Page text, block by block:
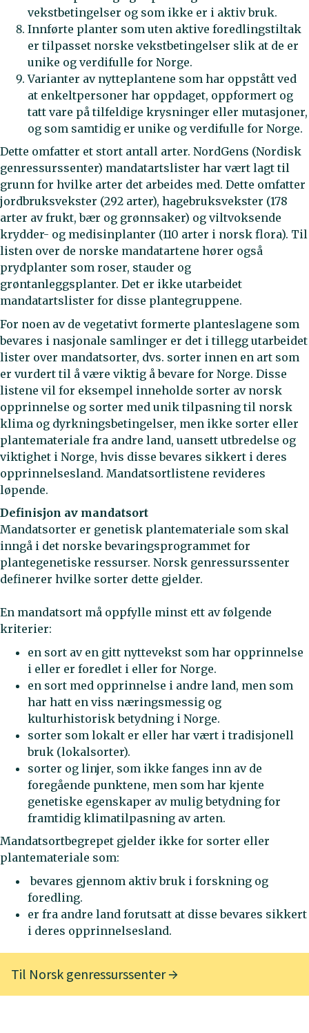
vekstbetingelser og som ikke er i aktiv bruk.
Innførte planter som uten aktive foredlingstiltak
er tilpasset norske vekstbetingelser slik at de er
unike og verdifulle for Norge.
Varianter av nytteplantene som har oppstått ved
at enkeltpersoner har oppdaget, oppformert og
tatt vare på tilfeldige krysninger eller mutasjoner,
og som samtidig er unike og verdifulle for Norge.
Dette omfatter et stort antall arter. NordGens (Nordisk
genressurssenter) mandatartslister har vært lagt til
grunn for hvilke arter det arbeides med. Dette omfatter
jordbruksvekster (292 arter), hagebruksvekster (178
arter av frukt, bær og grønnsaker) og viltvoksende
krydder- og medisinplanter (110 arter i norsk flora). Til
listen over de norske mandatartene hører også
prydplanter som roser, stauder og
grøntanleggsplanter. Det er ikke utarbeidet
mandatartslister for disse plantegruppene.
For noen av de vegetativt formerte planteslagene som
bevares i nasjonale samlinger er det i tillegg utarbeidet
lister over mandatsorter, dvs. sorter innen en art som
er vurdert til å være viktig å bevare for Norge. Disse
listene vil for eksempel inneholde sorter av norsk
opprinnelse og sorter med unik tilpasning til norsk
klima og dyrkningsbetingelser, men ikke sorter eller
plantemateriale fra andre land, uansett utbredelse og
viktighet i Norge, hvis disse bevares sikkert i deres
opprinnelsesland. Mandatsortlistene revideres
løpende.
Definisjon av mandatsort
Mandatsorter er genetisk plantemateriale som skal
inngå i det norske bevaringsprogrammet for
plantegenetiske ressurser. Norsk genressurssenter
definerer hvilke sorter dette gjelder.
En mandatsort må oppfylle minst ett av følgende
kriterier:
en sort av en gitt nyttevekst som har opprinnelse
i eller er foredlet i eller for Norge.
en sort med opprinnelse i andre land, men som
har hatt en viss næringsmessig og
kulturhistorisk betydning i Norge.
sorter som lokalt er eller har vært i tradisjonell
bruk (lokalsorter).
sorter og linjer, som ikke fanges inn av de
foregående punktene, men som har kjente
genetiske egenskaper av mulig betydning for
framtidig klimatilpasning av arten.
Mandatsortbegrepet gjelder ikke for sorter eller
plantemateriale som:
bevares gjennom aktiv bruk i forskning og
foredling.
er fra andre land forutsatt at disse bevares sikkert
i deres opprinnelsesland.
Til Norsk genressurssenter